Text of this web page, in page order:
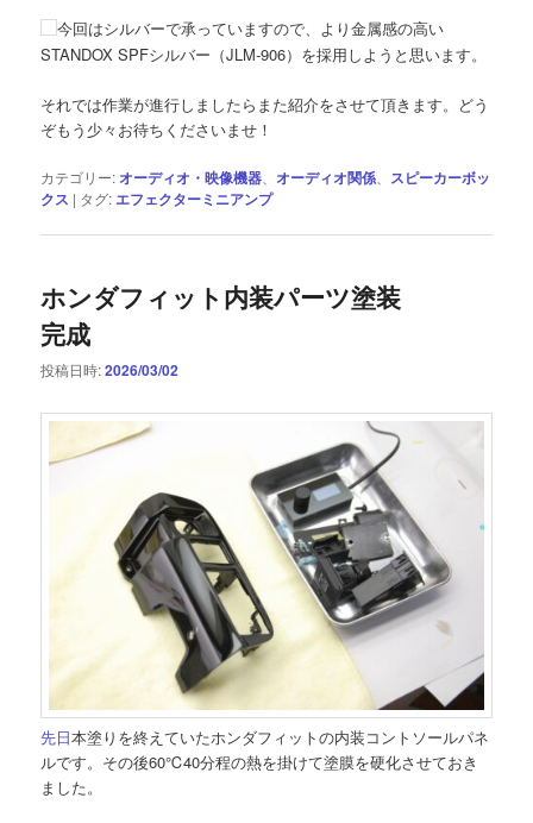
今回はシルバーで承っていますので、より金属感の高い
STANDOX SPFシルバー（JLM-906）を採用しようと思います。
それでは作業が進行しましたらまた紹介をさせて頂きます。どう
ぞもう少々お待ちくださいませ！
カテゴリー: オーディオ・映像機器 オーディオ関係
スピーカーボッ
クス | タグ: エフェクターミニアンプ
ホンダフィット内装パーツ塗装
完成
投稿日時:2026/03/02
先日本塗りを終えていたホンダフィットの内装コントソールパネ
ルです。その後60℃40分程の熱を掛けて塗膜を硬化させておき
ました。